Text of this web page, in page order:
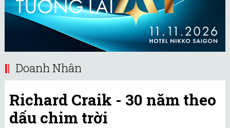
Doanh Nhân
Richard Craik - 30 năm theo
dấu chim trời